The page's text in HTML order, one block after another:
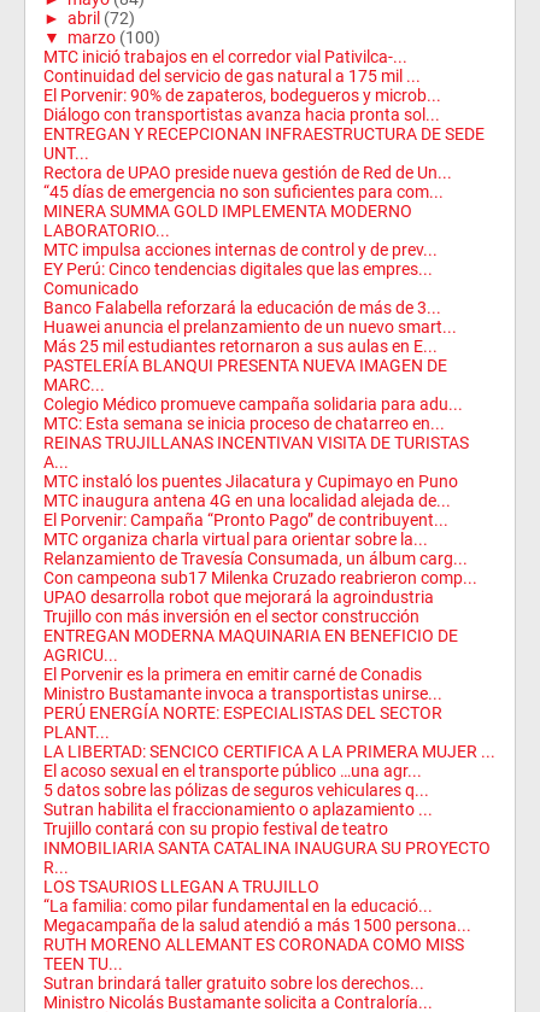
► abril (72)
▼
marzo (100)
MTC inició trabajos en el corredor vial Pativilca-...
Continuidad del servicio de gas natural a 175 mil ...
El Porvenir: 90% de zapateros, bodegueros y microb...
Diálogo con transportistas avanza hacia pronta sol...
ENTREGAN Y RECEPCIONAN INFRAESTRUCTURA DE SEDE
UNT...
Rectora de UPAO preside nueva gestión de Red de Un...
“45 días de emergencia no son suficientes para com...
MINERA SUMMA GOLD IMPLEMENTA MODERNO
LABORATORIO...
MTC impulsa acciones internas de control y de prev...
EY Perú: Cinco tendencias digitales que las empres...
Comunicado
Banco Falabella reforzará la educación de más de 3...
Huawei anuncia el prelanzamiento de un nuevo smart...
Más 25 mil estudiantes retornaron a sus aulas en E...
PASTELERÍA BLANQUI PRESENTA NUEVA IMAGEN DE
MARC...
Colegio Médico promueve campaña solidaria para adu...
MTC: Esta semana se inicia proceso de chatarreo en...
REINAS TRUJILLANAS INCENTIVAN VISITA DE TURISTAS
A...
MTC instaló los puentes Jilacatura y Cupimayo en Puno
MTC inaugura antena 4G en una localidad alejada de...
El Porvenir: Campaña “Pronto Pago” de contribuyent...
MTC organiza charla virtual para orientar sobre la...
Relanzamiento de Travesía Consumada, un álbum carg...
Con campeona sub17 Milenka Cruzado reabrieron comp...
UPAO desarrolla robot que mejorará la agroindustria
Trujillo con más inversión en el sector construcción
ENTREGAN MODERNA MAQUINARIA EN BENEFICIO DE
AGRICU...
El Porvenir es la primera en emitir carné de Conadis
Ministro Bustamante invoca a transportistas unirse...
PERÚ ENERGÍA NORTE: ESPECIALISTAS DEL SECTOR
PLANT...
LA LIBERTAD: SENCICO CERTIFICA A LA PRIMERA MUJER ...
El acoso sexual en el transporte público …una agr...
5 datos sobre las pólizas de seguros vehiculares q...
Sutran habilita el fraccionamiento o aplazamiento ...
Trujillo contará con su propio festival de teatro
INMOBILIARIA SANTA CATALINA INAUGURA SU PROYECTO
R...
LOS TSAURIOS LLEGAN A TRUJILLO
“La familia: como pilar fundamental en la educació...
Megacampaña de la salud atendió a más 1500 persona...
RUTH MORENO ALLEMANT ES CORONADA COMO MISS
TEEN TU...
Sutran brindará taller gratuito sobre los derechos...
Ministro Nicolás Bustamante solicita a Contraloría...